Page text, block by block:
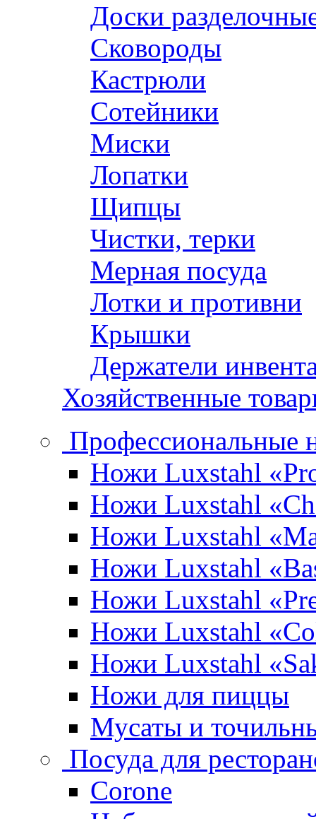
Доски
Сковороды
Кастрюли
Сотейники
Миски
Лопатки
Щипцы
Чистки, терки
Мерная посуда
Лотки и противни
Крышки
Держатели
Хозяйственные
Профессиональные
Ножи Luxstahl
Ножи Luxstahl
Ножи Luxstahl
Ножи Luxstahl
Ножи Luxstahl
Ножи Luxstahl
Ножи Luxstahl
Ножи для пиццы
Мусаты и
Посуда для
Corone